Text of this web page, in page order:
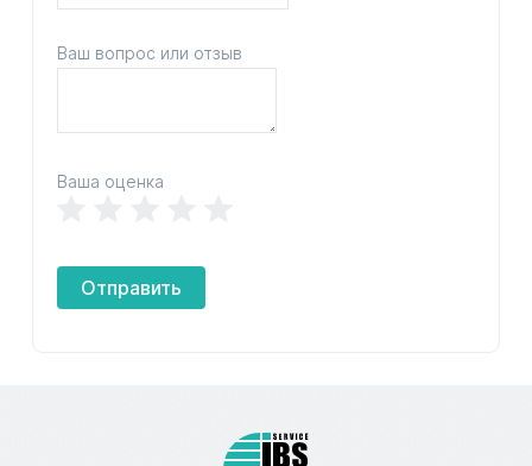
Ваш вопрос или отзыв
Ваша оценка
Отправить